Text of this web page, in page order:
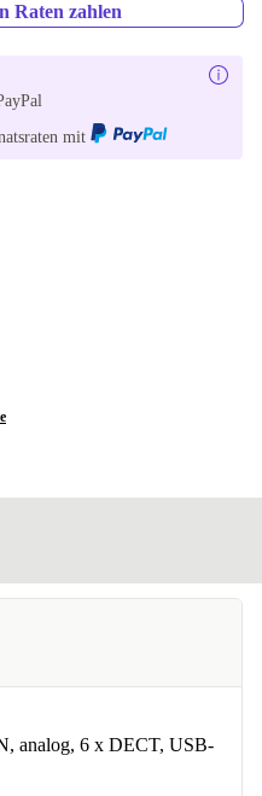
Raten zahlen
mit
analog, 6 x DECT, USB-